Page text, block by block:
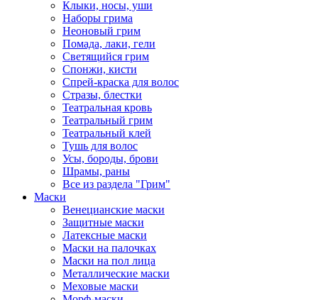
Клыки, носы, уши
Наборы грима
Неоновый грим
Помада, лаки, гели
Светящийся грим
Спонжи, кисти
Спрей-краска для волос
Стразы, блестки
Театральная кровь
Театральный грим
Театральный клей
Тушь для волос
Усы, бороды, брови
Шрамы, раны
Все из раздела "Грим"
Маски
Венецианские маски
Защитные маски
Латексные маски
Маски на палочках
Маски на пол лица
Металлические маски
Меховые маски